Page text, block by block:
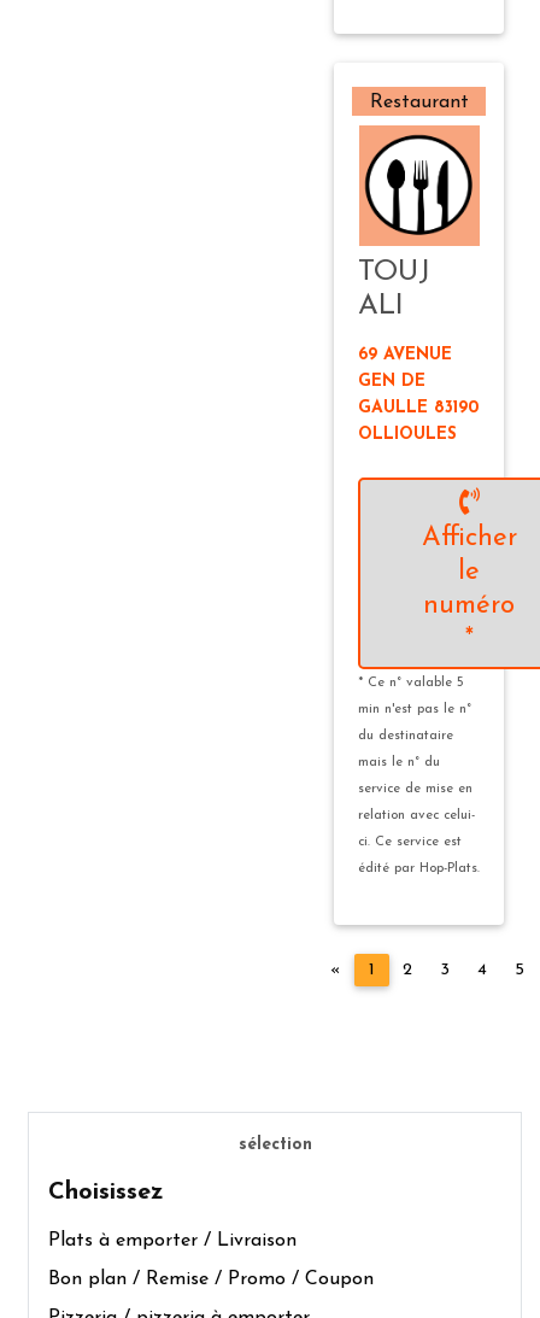
Restaurant
TOUJ
ALI
69 AVENUE
GEN DE
GAULLE 83190
OLLIOULES
Afficher
le
numéro
*
* Ce n° valable 5
min n'est pas le n°
du destinataire
mais le n° du
service de mise en
relation avec celui-
ci. Ce service est
édité par Hop-Plats.
« Précédent
1 2 3 4 5
sélection
Choisissez
Plats à emporter / Livraison
Bon plan / Remise / Promo / Coupon